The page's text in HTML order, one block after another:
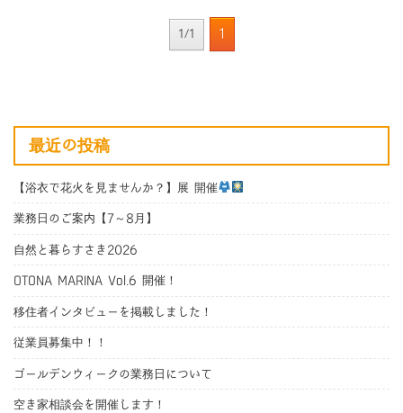
1/1 1
最近の投稿
【浴衣で花火を見ませんか？】展 開催
業務日のご案内【7～8月】
自然と暮らすさき2026
OTONA MARINA Vol.6 開催！
移住者インタビューを掲載しました！
従業員募集中！！
ゴールデンウィークの業務日について
空き家相談会を開催します！